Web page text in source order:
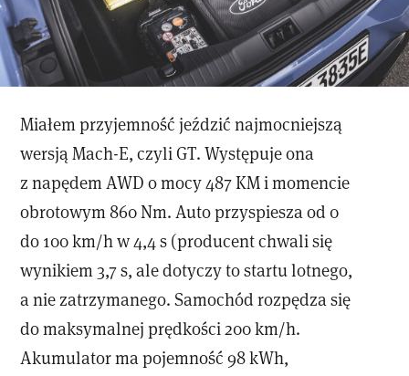
Miałem przyjemność jeździć najmocniejszą
wersją Mach-E, czyli GT. Występuje ona
z napędem AWD o mocy 487 KM i momencie
obrotowym 860 Nm. Auto przyspiesza od 0
do 100 km/h w 4,4 s (producent chwali się
wynikiem 3,7 s, ale dotyczy to startu lotnego,
a nie zatrzymanego. Samochód rozpędza się
do maksymalnej prędkości 200 km/h.
Akumulator ma pojemność 98 kWh,